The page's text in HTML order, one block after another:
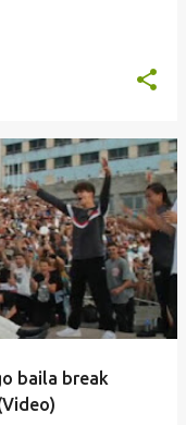
baila break